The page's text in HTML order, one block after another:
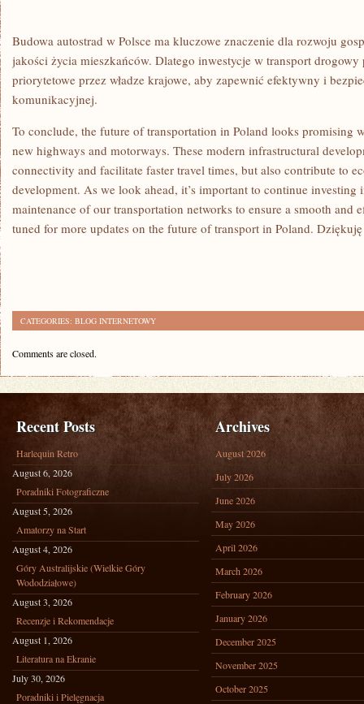
Budowa ⁣autostrad w Polsce ma kluczowe znaczenie dla rozwoju
jakości‌ życia mieszkańców.‍ Dlatego‌ inwestycje w transport
priorytetowe przez władze krajowe,‍ aby zapewnić efektywny i
komunikacyjnej.
To⁣ conclude, the future of transportation in Poland ‍looks promising
new‍ highways ⁢and motorways. These modern⁢ infrastructural
connectivity ⁣and facilitate faster​ travel times, but also contribute to
development. As we look ahead, ‍it’s important⁤ to continue investing⁢
maintenance of our⁤ transportation networks to ensure a⁤ smooth and​
tuned⁣ for more updates on ‌the future of ⁤transport in Poland.
CATEGORIES: BLOG INTERNETOWY
Comments are closed.
Recent Posts
Harlequin Retro
August 6, 2026
Poradniki Fotograficzne
August 5, 2026
Amatorzy na Start
August 4, 2026
Góry Australijskie (Wielkie Góry
Wododziałowe)
August 3, 2026
Recenzje i Rekomendacje
August 1, 2026
Literatura na Ekranie
July 30, 2026
Poradniki i Pielęgnacja
Archives
August 2026
July 2026
June 2026
May 2026
April 2026
March 2026
February 2026
January 2026
December 2025
November 2025
October 2025